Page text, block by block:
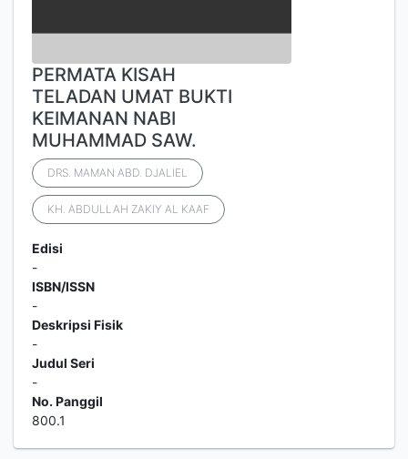
PERMATA KISAH
TELADAN UMAT BUKTI
KEIMANAN NABI
MUHAMMAD SAW.
DRS. MAMAN ABD. DJALIEL
KH. ABDULLAH ZAKIY AL KAAF
Edisi
-
ISBN/ISSN
-
Deskripsi Fisik
-
Judul Seri
-
No. Panggil
800.1